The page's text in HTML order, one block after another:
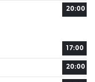
20:00
17:00
20:00